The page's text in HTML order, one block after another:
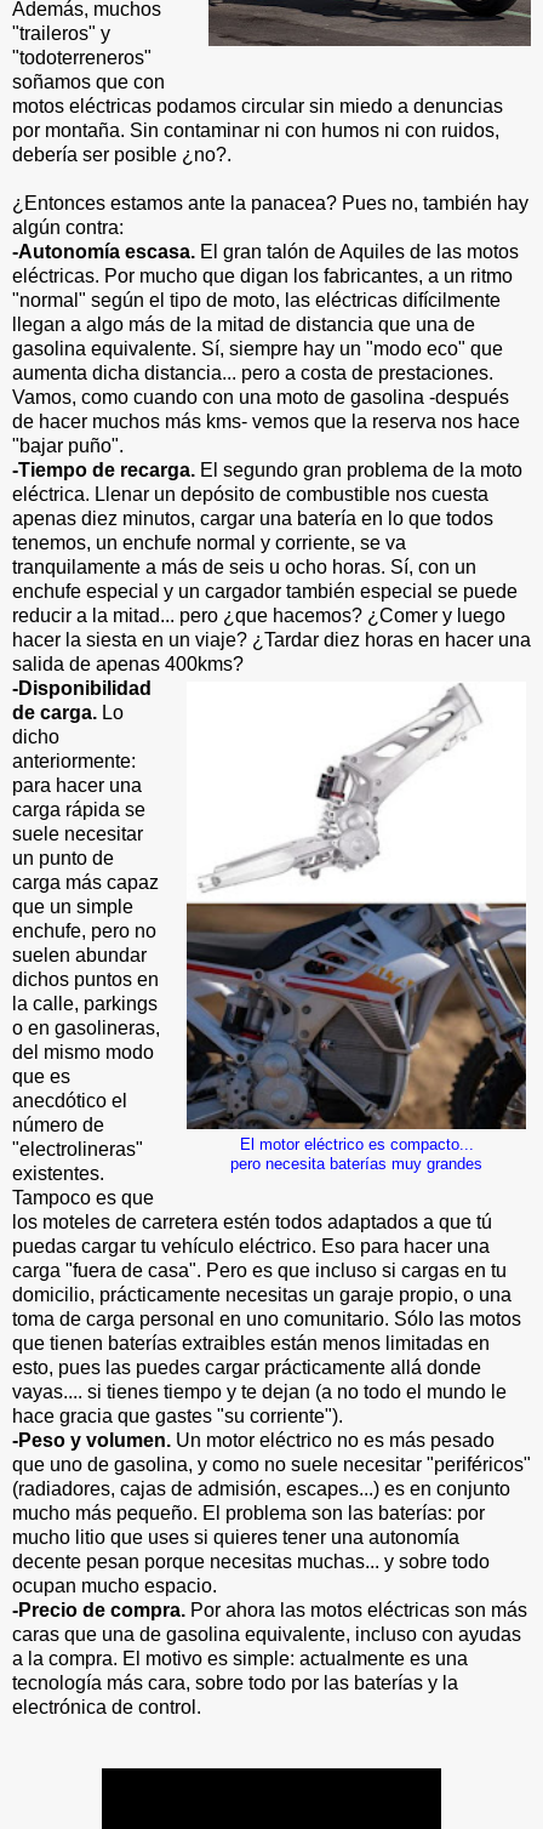
Además, muchos
"traileros" y
"todoterreneros"
soñamos que con
motos eléctricas podamos circular sin miedo a denuncias
por montaña. Sin contaminar ni con humos ni con ruidos,
debería ser posible ¿no?.
¿Entonces estamos ante la panacea? Pues no, también hay
algún contra:
-Autonomía escasa. El gran talón de Aquiles de las motos
eléctricas. Por mucho que digan los fabricantes, a un ritmo
"normal" según el tipo de moto, las eléctricas difícilmente
llegan a algo más de la mitad de distancia que una de
gasolina equivalente. Sí, siempre hay un "modo eco" que
aumenta dicha distancia... pero a costa de prestaciones.
Vamos, como cuando con una moto de gasolina -después
de hacer muchos más kms- vemos que la reserva nos hace
"bajar puño".
-Tiempo de recarga. El segundo gran problema de la moto
eléctrica. Llenar un depósito de combustible nos cuesta
apenas diez minutos, cargar una batería en lo que todos
tenemos, un enchufe normal y corriente, se va
tranquilamente a más de seis u ocho horas. Sí, con un
enchufe especial y un cargador también especial se puede
reducir a la mitad... pero ¿que hacemos? ¿Comer y luego
hacer la siesta en un viaje? ¿Tardar diez horas en hacer una
salida de apenas 400kms?
El motor eléctrico es compacto...
pero necesita baterías muy grandes
-Disponibilidad
de carga. Lo
dicho
anteriormente:
para hacer una
carga rápida se
suele necesitar
un punto de
carga más capaz
que un simple
enchufe, pero no
suelen abundar
dichos puntos en
la calle, parkings
o en gasolineras,
del mismo modo
que es
anecdótico el
número de
"electrolineras"
existentes.
Tampoco es que
los moteles de carretera estén todos adaptados a que tú
puedas cargar tu vehículo eléctrico. Eso para hacer una
carga "fuera de casa". Pero es que incluso si cargas en tu
domicilio, prácticamente necesitas un garaje propio, o una
toma de carga personal en uno comunitario. Sólo las motos
que tienen baterías extraibles están menos limitadas en
esto, pues las puedes cargar prácticamente allá donde
vayas.... si tienes tiempo y te dejan (a no todo el mundo le
hace gracia que gastes "su corriente").
-Peso y volumen. Un motor eléctrico no es más pesado
que uno de gasolina, y como no suele necesitar "periféricos"
(radiadores, cajas de admisión, escapes...) es en conjunto
mucho más pequeño. El problema son las baterías: por
mucho litio que uses si quieres tener una autonomía
decente pesan porque necesitas muchas... y sobre todo
ocupan mucho espacio.
-Precio de compra. Por ahora las motos eléctricas son más
caras que una de gasolina equivalente, incluso con ayudas
a la compra. El motivo es simple: actualmente es una
tecnología más cara, sobre todo por las baterías y la
electrónica de control.